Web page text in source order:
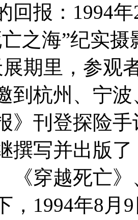
回报：1994
亡之海”纪实
期里，参观
到杭州、宁
》刊登探险
撰写并出版
《穿越死亡
，1994年8月